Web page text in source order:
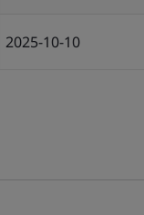
2025-10-10